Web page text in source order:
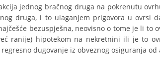
jednog bračnog druga na pokrenutu
druga, i to ulaganjem prigovora u ovrsi
bezuspješna, neovisno o tome je li to
ranije) hipotekom na nekretnini ili je to
dugovanje iz obveznog osiguranja